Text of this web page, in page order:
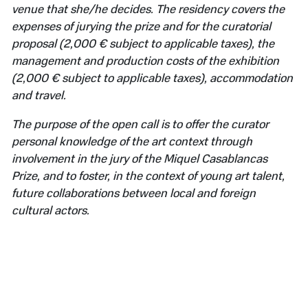
venue that she/he decides. The residency covers the
expenses of jurying the prize and for the curatorial
proposal (2,000 € subject to applicable taxes), the
management and production costs of the exhibition
(2,000 € subject to applicable taxes), accommodation
and travel.
The purpose of the open call is to offer the curator
personal knowledge of the art context through
involvement in the jury of the Miquel Casablancas
Prize, and to foster, in the context of young art talent,
future collaborations between local and foreign
cultural actors.